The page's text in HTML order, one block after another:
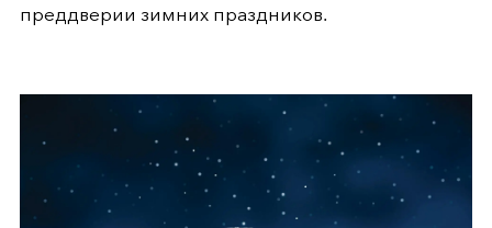
преддверии зимних праздников.